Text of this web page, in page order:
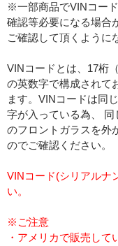
※一部商品でVINコー
確認等必要になる場合
ご確認して頂くように
VINコードとは、17桁
の英数字で構成されて
ます。VINコードは同
字が入っている為、
のフロントガラスを外
のでご確認ください。
VINコード(シリアルナ
い。
※ご注意
・アメリカで販売して